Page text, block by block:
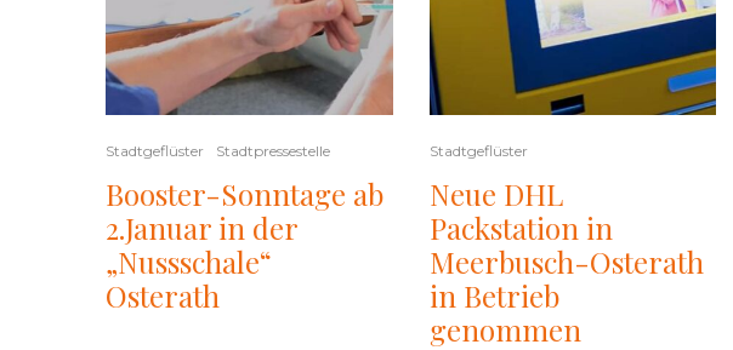
Stadtgeflüster Stadtpressestelle
Booster-Sonntage ab
2.Januar in der
„Nussschale“
Osterath
Stadtgeflüster
Neue DHL
Packstation in
Meerbusch-Osterath
in Betrieb
genommen